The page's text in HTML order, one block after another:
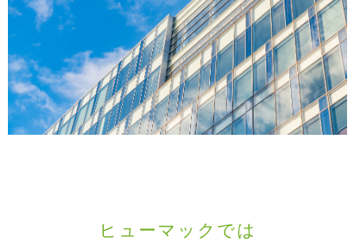
ヒューマックでは